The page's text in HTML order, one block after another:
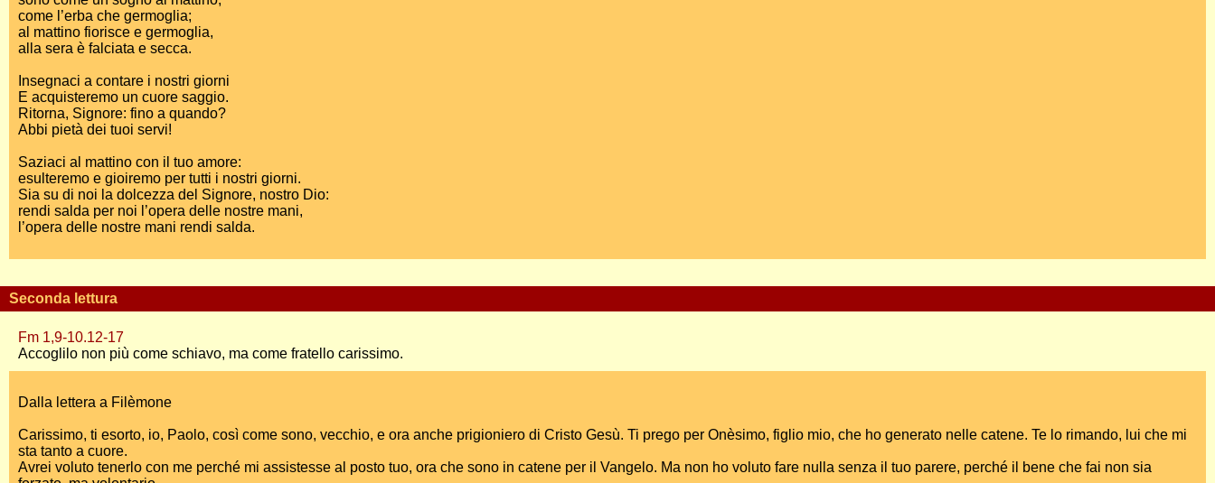
come l’erba che germoglia;
al mattino fiorisce e germoglia,
alla sera è falciata e secca.
Insegnaci a contare i nostri giorni
E acquisteremo un cuore saggio.
Ritorna, Signore: fino a quando?
Abbi pietà dei tuoi servi!
Saziaci al mattino con il tuo amore:
esulteremo e gioiremo per tutti i nostri giorni.
Sia su di noi la dolcezza del Signore, nostro Dio:
rendi salda per noi l’opera delle nostre mani,
l’opera delle nostre mani rendi salda.
Seconda lettura
Fm 1,9-10.12-17
Accoglilo non più come schiavo, ma come fratello carissimo.
Dalla lettera a Filèmone
Carissimo, ti esorto, io, Paolo, così come sono, vecchio, e ora anche prigioniero di Cristo Gesù. Ti prego per Onèsimo, figlio mio, che ho generato nelle catene. Te lo rimando, lui che mi
sta tanto a cuore.
Avrei voluto tenerlo con me perché mi assistesse al posto tuo, ora che sono in catene per il Vangelo. Ma non ho voluto fare nulla senza il tuo parere, perché il bene che fai non sia